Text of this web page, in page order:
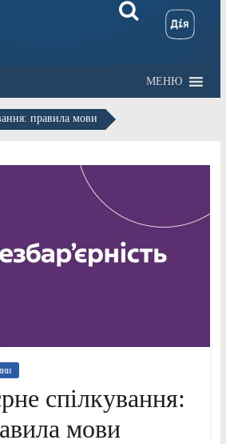
МЕНЮ
правила мови
спілкування:
мови